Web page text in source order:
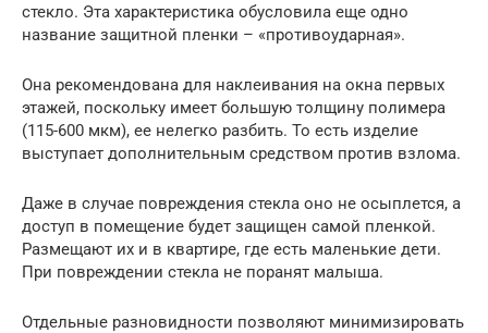
стекло. Эта характеристика обусловила еще одно
название защитной пленки – «противоударная».
Она рекомендована для наклеивания на окна первых
этажей, поскольку имеет большую толщину полимера
(115-600 мкм), ее нелегко разбить. То есть изделие
выступает дополнительным средством против взлома.
Даже в случае повреждения стекла оно не осыплется, а
доступ в помещение будет защищен самой пленкой.
Размещают их и в квартире, где есть маленькие дети.
При повреждении стекла не поранят малыша.
Отдельные разновидности позволяют минимизировать